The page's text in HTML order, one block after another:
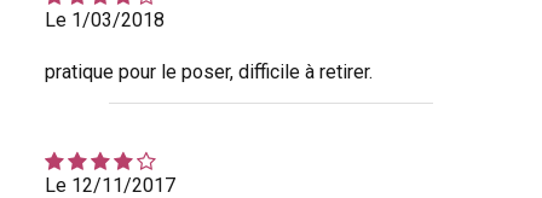
Le 1/03/2018
pratique pour le poser, difficile à retirer.
Le 12/11/2017